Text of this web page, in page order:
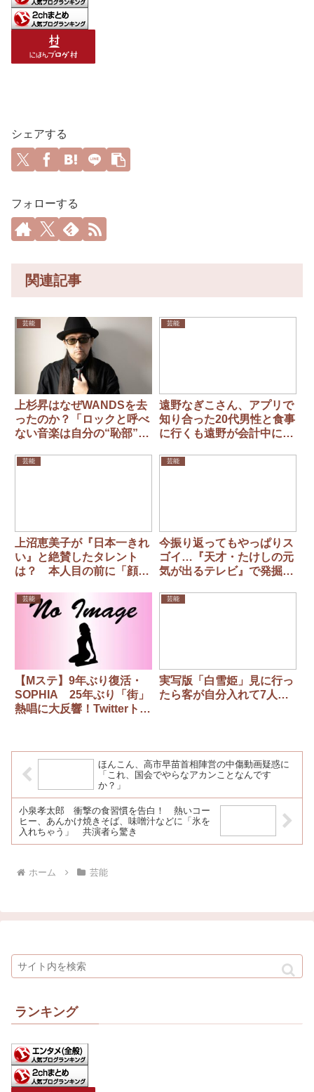
シェアする
フォローする
関連記事
芸能
上杉昇はなぜWANDSを去
ったのか？「ロックと呼べ
ない音楽は自分の“恥部”と
芸能
遠野なぎこさん、アプリで
知り合った20代男性と食事
に行くも遠野が会計中に逃
芸能
上沼恵美子が『日本一きれ
い』と絶賛したタレント
は？ 本人目の前に「顔が
ぺき」
芸能
今振り返ってもやっぱりス
ゴイ…『天才・たけしの元
気が出るテレビ』で発掘さ
芸能
【Mステ】9年ぶり復活・
SOPHIA 25年ぶり「街」
熱唱に大反響！Twitterトレ
芸能
実写版「白雪姫」見に行っ
たら客が自分入れて7人…
ほんこん、高市早苗首相陣営の中傷動画疑惑に
「これ、国会でやらなアカンことなんです
か？」
小泉孝太郎 衝撃の食習慣を告白！ 熱いコー
ヒー、あんかけ焼きそば、味噌汁などに「氷を
入れちゃう」 共演者ら驚き
ホーム 芸能
ランキング